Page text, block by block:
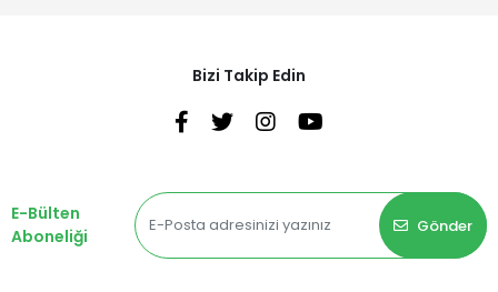
Bizi Takip Edin
E-Bülten
Aboneliği
Gönder